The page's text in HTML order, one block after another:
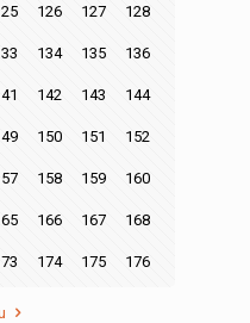
126 127 128
134 135 136
142 143 144
150 151 152
158 159 160
166 167 168
174 175 176